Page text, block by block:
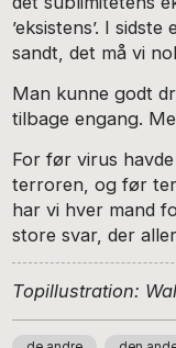
’eksistens’. I
sandt, det må vi
Man kunne godt
tilbage engang.
For før virus
terroren, og før
har vi hver mand
store svar, der
Topillustration: